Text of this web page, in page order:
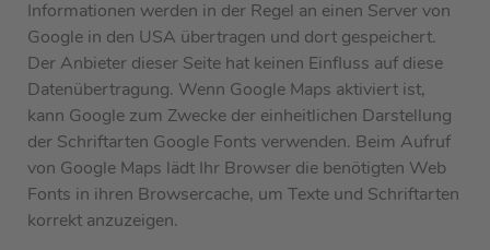
Informationen werden in der Regel an einen Server von
Google in den USA übertragen und dort gespeichert.
Der Anbieter dieser Seite hat keinen Einfluss auf diese
Datenübertragung. Wenn Google Maps aktiviert ist,
kann Google zum Zwecke der einheitlichen Darstellung
der Schriftarten Google Fonts verwenden. Beim Aufruf
von Google Maps lädt Ihr Browser die benötigten Web
Fonts in ihren Browsercache, um Texte und Schriftarten
korrekt anzuzeigen.